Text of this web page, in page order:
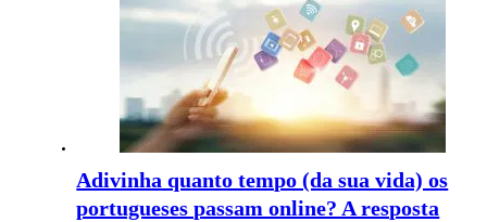
Adivinha quanto tempo (da sua vida) os
portugueses passam online? A resposta